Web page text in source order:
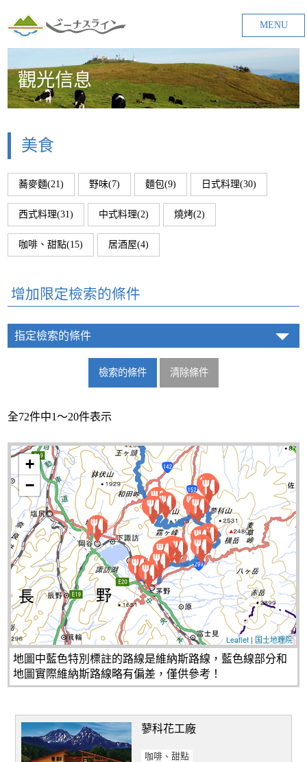
MENU
觀光信息
美食
蕎麥麵(21) 野味(7) 麵包(9) 日式料理(30)
西式料理(31) 中式料理(2) 燒烤(2)
咖啡、甜點(15) 居酒屋(4)
增加限定檢索的條件
指定檢索的條件
全72件中1～20件表示
+
−
Leaflet|国土地理院
地圖中藍色特別標註的路線是維納斯路線，藍色線部分和
地圖實際維納斯路線略有偏差，僅供參考！
蓼科花工廠
咖啡、甜點